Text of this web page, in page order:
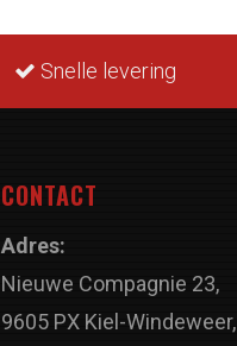
Snelle levering
CONTACT
Adres:
Nieuwe Compagnie 23,
9605 PX Kiel-Windeweer,